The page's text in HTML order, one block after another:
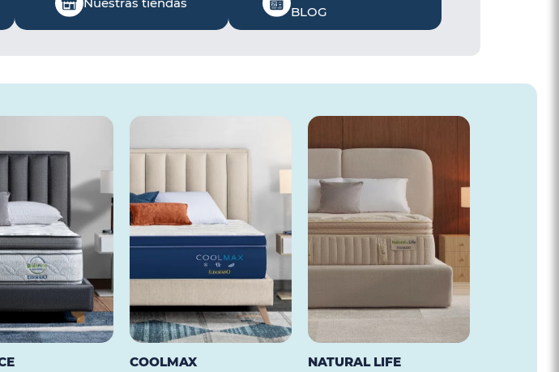
BLOG
COOLMAX NATURAL LIFE